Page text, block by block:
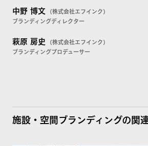
中野 博文 （株式会社エフインク）
ブランディングディレクター
萩原 房史 （株式会社エフインク）
ブランディングプロデューサー
施設・空間ブランディングの関